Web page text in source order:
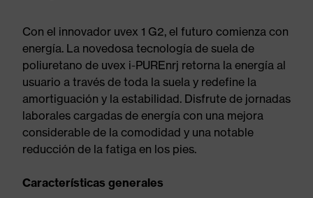
Con el innovador uvex 1 G2, el futuro comienza con
energía. La novedosa tecnología de suela de
poliuretano de uvex i-PUREnrj retorna la energía al
usuario a través de toda la suela y redefine la
amortiguación y la estabilidad. Disfrute de jornadas
laborales cargadas de energía con una mejora
considerable de la comodidad y una notable
reducción de la fatiga en los pies.
Características generales